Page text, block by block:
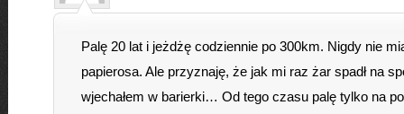
Palę 20 lat i jeżdżę codziennie po 300km. Nigdy nie
papierosa. Ale przyznaję, że jak mi raz żar spadł na
wjechałem w barierki… Od tego czasu palę tylko na